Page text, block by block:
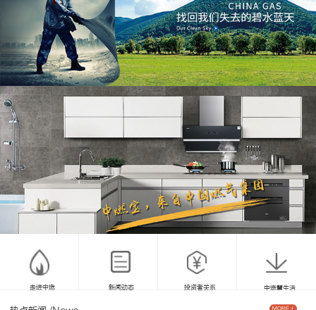
走进中燃 新闻动态 投资者关系 中燃慧生活
MORE +